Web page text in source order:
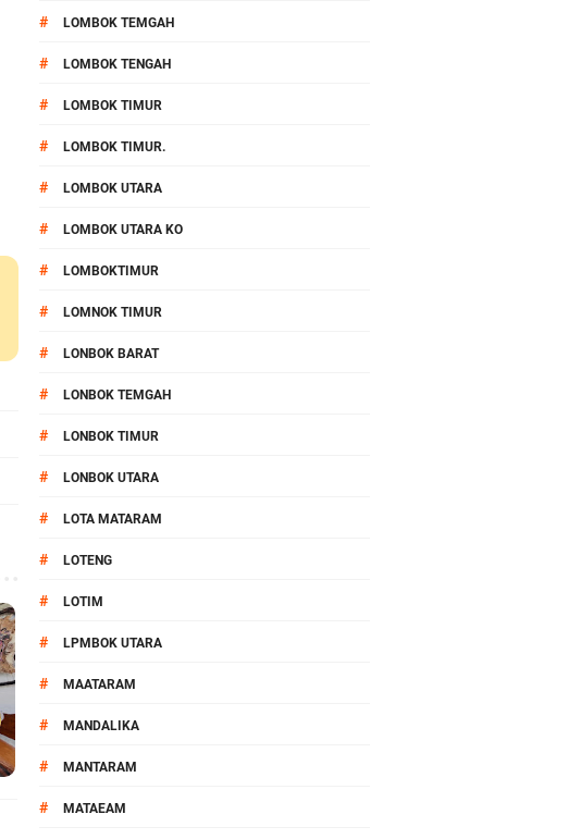
# LOMBOK TEMGAH
# LOMBOK TENGAH
# LOMBOK TIMUR
# LOMBOK TIMUR.
# LOMBOK UTARA
# LOMBOK UTARA KO
# LOMBOKTIMUR
# LOMNOK TIMUR
# LONBOK BARAT
# LONBOK TEMGAH
# LONBOK TIMUR
# LONBOK UTARA
# LOTA MATARAM
# LOTENG
# LOTIM
# LPMBOK UTARA
# MAATARAM
# MANDALIKA
# MANTARAM
# MATAEAM